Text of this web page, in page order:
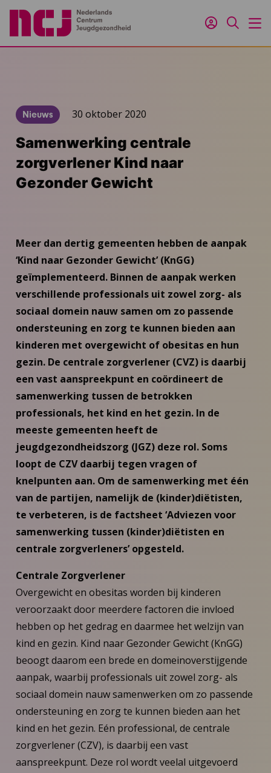
Inloggen
Zoeken
Nieuws 30 oktober 2020
Samenwerking centrale
zorgverlener Kind naar
Gezonder Gewicht
Meer dan dertig gemeenten hebben de aanpak
‘Kind naar Gezonder Gewicht’ (KnGG)
geïmplementeerd. Binnen de aanpak werken
verschillende professionals uit zowel zorg- als
sociaal domein nauw samen om zo passende
ondersteuning en zorg te kunnen bieden aan
kinderen met overgewicht of obesitas en hun
gezin. De centrale zorgverlener (CVZ) is daarbij
een vast aanspreekpunt en coördineert de
samenwerking tussen de betrokken
professionals, het kind en het gezin. In de
meeste gemeenten heeft de
jeugdgezondheidszorg (JGZ) deze rol. Soms
loopt de CZV daarbij tegen vragen of
knelpunten aan. Om de samenwerking met één
van de partijen, namelijk de (kinder)diëtisten,
te verbeteren, is de factsheet ‘Adviezen voor
samenwerking tussen (kinder)diëtisten en
centrale zorgverleners’ opgesteld.
Centrale Zorgverlener
Overgewicht en obesitas worden bij kinderen
veroorzaakt door meerdere factoren die invloed
hebben op het gedrag en daarmee het welzijn van
kind en gezin. Kind naar Gezonder Gewicht (KnGG)
beoogt daarom een brede en domeinoverstijgende
aanpak, waarbij professionals uit zowel zorg- als
sociaal domein nauw samenwerken om zo passende
ondersteuning en zorg te kunnen bieden aan het
kind en het gezin. Eén professional, de centrale
zorgverlener (CZV), is daarbij een vast
aanspreekpunt. Deze rol wordt veelal uitgevoerd